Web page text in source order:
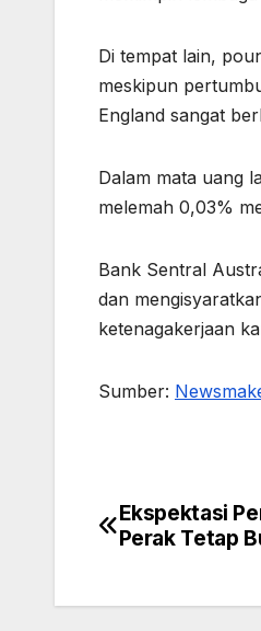
Di tempat lain,
meskipun
England sangat
Dalam mata uang
melemah 0,03%
Bank Sentral
dan
ketenagakerjaan
Sumber:
Post
Ekspektasi
Perak Tetap